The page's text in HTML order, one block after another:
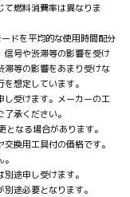
て燃料消費率は異なりま
ドを平均的な使用時間配分
信号や渋滞等の影響を受け
滞等の影響をあまり受けな
想定しています。
受けます。メーカーの工
承ください。
なる場合があります。
換用工具付の価格です。
途申し受けます。
途必要となります。